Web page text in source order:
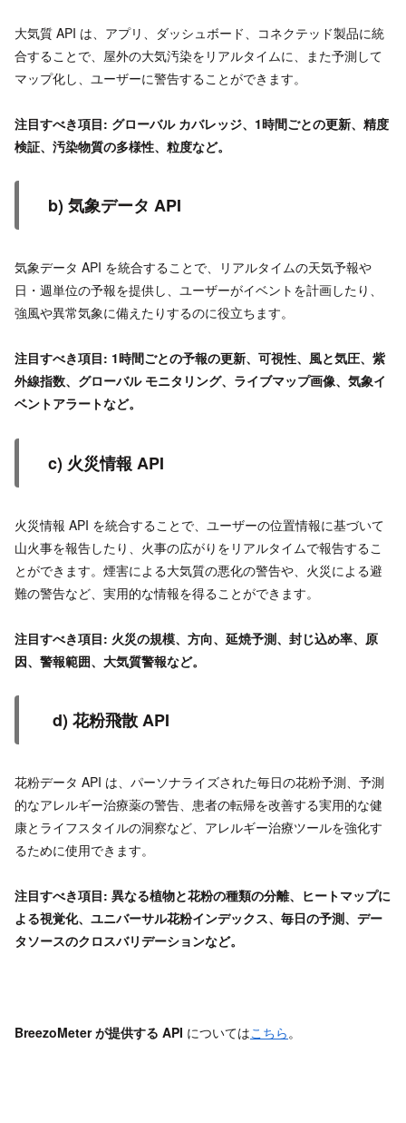
大気質 API は、アプリ、ダッシュボード、コネクテッド製品に統
合することで、屋外の大気汚染をリアルタイムに、また予測して
マップ化し、ユーザーに警告することができます。
注目すべき項目: グローバル カバレッジ、1時間ごとの更新、精度
検証、汚染物質の多様性、粒度など。
b) 気象データ API
気象データ API を統合することで、リアルタイムの天気予報や
日・週単位の予報を提供し、ユーザーがイベントを計画したり、
強風や異常気象に備えたりするのに役立ちます。
注目すべき項目: 1時間ごとの予報の更新、可視性、風と気圧、紫
外線指数、グローバル モニタリング、ライブマップ画像、気象イ
ベントアラートなど。
c) 火災情報 API
火災情報 API を統合することで、ユーザーの位置情報に基づいて
山火事を報告したり、火事の広がりをリアルタイムで報告するこ
とができます。煙害による大気質の悪化の警告や、火災による避
難の警告など、実用的な情報を得ることができます。
注目すべき項目: 火災の規模、方向、延焼予測、封じ込め率、原
因、警報範囲、大気質警報など。
d) 花粉飛散 API
花粉データ API は、パーソナライズされた毎日の花粉予測、予測
的なアレルギー治療薬の警告、患者の転帰を改善する実用的な健
康とライフスタイルの洞察など、アレルギー治療ツールを強化す
るために使用できます。
注目すべき項目: 異なる植物と花粉の種類の分離、ヒートマップに
よる視覚化、ユニバーサル花粉インデックス、毎日の予測、デー
タソースのクロスバリデーションなど。
BreezoMeterが提供する API についてはこちら 。